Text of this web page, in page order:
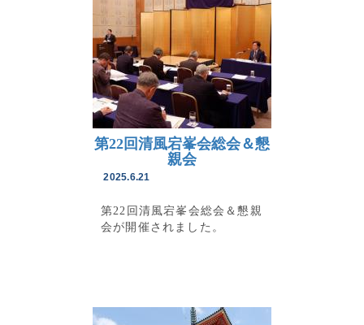
第22回清風宕峯会総会＆懇
親会
2025.6.21
第22回清風宕峯会総会＆懇親
会が開催されました。